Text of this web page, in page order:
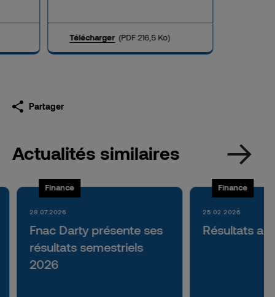
Télécharger (PDF 216,5 Ko)
Partager
Actualités similaires
Fnac Darty présente ses
résultats semestriels
2026
Finance
28.07.2026
Résultats
Finance
25.02.2026